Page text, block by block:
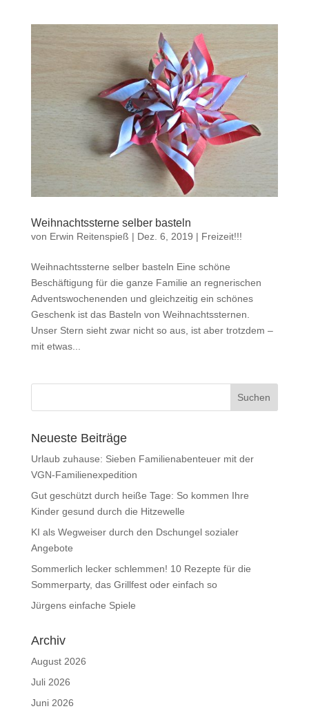
Weihnachtssterne selber basteln
von Erwin Reitenspieß | Dez. 6, 2019 | Freizeit!!!
Weihnachtssterne selber basteln Eine schöne
Beschäftigung für die ganze Familie an regnerischen
Adventswochenenden und gleichzeitig ein schönes
Geschenk ist das Basteln von Weihnachtssternen.
Unser Stern sieht zwar nicht so aus, ist aber trotzdem –
mit etwas...
Neueste Beiträge
Urlaub zuhause: Sieben Familienabenteuer mit der
VGN-Familienexpedition
Gut geschützt durch heiße Tage: So kommen Ihre
Kinder gesund durch die Hitzewelle
KI als Wegweiser durch den Dschungel sozialer
Angebote
Sommerlich lecker schlemmen! 10 Rezepte für die
Sommerparty, das Grillfest oder einfach so
Jürgens einfache Spiele
Archiv
August 2026
Juli 2026
Juni 2026